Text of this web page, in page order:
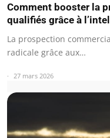
Comment booster la
qualifiés grâce à
La prospection
radicale grâce aux…
27 mars 2026